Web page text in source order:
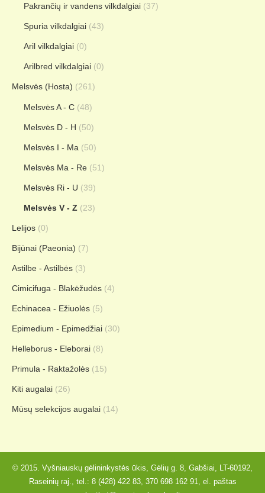
Pakrančių ir vandens vilkdalgiai (37)
Spuria vilkdalgiai (43)
Aril vilkdalgiai (0)
Arilbred vilkdalgiai (0)
Melsvės (Hosta) (261)
Melsvės A - C (48)
Melsvės D - H (50)
Melsvės I - Ma (50)
Melsvės Ma - Re (51)
Melsvės Ri - U (39)
Melsvės V - Z (23)
Lelijos (0)
Bijūnai (Paeonia) (7)
Astilbe - Astilbės (3)
Cimicifuga - Blakėžudės (4)
Echinacea - Ežiuolės (5)
Epimedium - Epimedžiai (30)
Helleborus - Eleborai (8)
Primula - Raktažolės (15)
Kiti augalai (26)
Mūsų selekcijos augalai (14)
© 2015. Vyšniauskų gėlininkystės ūkis, Gėlių g. 8, Gabšiai, LT-60192,
Raseinių raj., tel.: 8 (428) 422 83, 370 698 162 91
, el. paštas